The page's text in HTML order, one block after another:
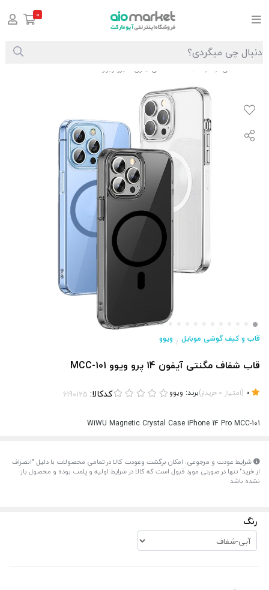
صفحه اصلی /
/ قاب شفاف مگنتی آیفون 14 پرو ویوو MCC-101
قاب و کیف گوشی موبایل / ویوو
قاب شفاف مگنتی آیفون 14 پرو ویوو MCC-101
(امتیاز 0 خریدار)برند: ویوو کدکالا:
WiWU Magnetic Crystal Case iPhone 14 Pro MCC-101
شرایط عودت و مرجوعی: امکان برگشت وعودت کالا در تمامی محصولات با دلیل "انصراف
از خرید" تنها در صورتی مورد قبول است که کالا در شرایط اولیه و پلمب بوده و محصول باز
نشده باشد
رنگ
0